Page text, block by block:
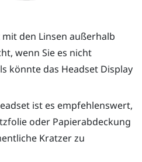
mit den Linsen außerhalb
wenn Sie es nicht
könnte das Headset Display
ist es empfehlenswert,
oder Papierabdeckung
Kratzer zu